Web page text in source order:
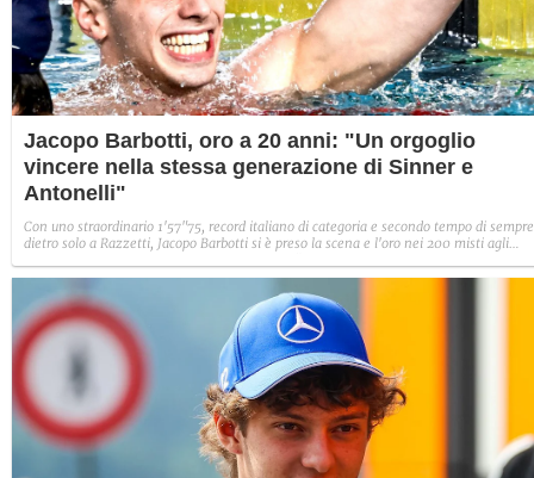
Jacopo Barbotti, oro a 20 anni: "Un orgoglio
vincere nella stessa generazione di Sinner e
Antonelli"
Con uno straordinario 1'57"75, record italiano di categoria e secondo tempo di sempre
dietro solo a Razzetti, Jacopo Barbotti si è preso la scena e l'oro nei 200 misti agli
sono un esempio"